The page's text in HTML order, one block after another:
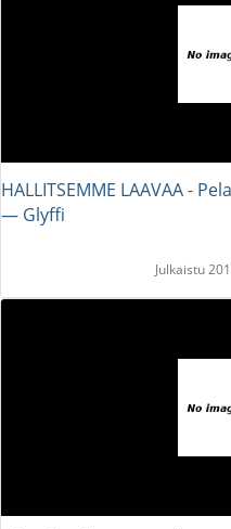
HALLITSEMME LAAVAA -
― Glyffi
Julkaistu